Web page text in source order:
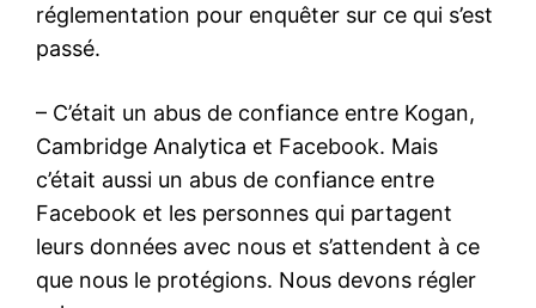
réglementation pour enquêter sur ce qui s’est
passé.
– C’était un abus de confiance entre Kogan,
Cambridge Analytica et Facebook. Mais
c’était aussi un abus de confiance entre
Facebook et les personnes qui partagent
leurs données avec nous et s’attendent à ce
que nous le protégions. Nous devons régler